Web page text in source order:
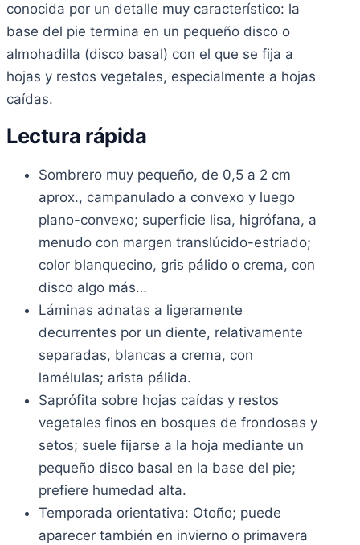
conocida por un detalle muy característico: la
base del pie termina en un pequeño disco o
almohadilla (disco basal) con el que se fija a
hojas y restos vegetales, especialmente a hojas
caídas.
Lectura rápida
Sombrero muy pequeño, de 0,5 a 2 cm
aprox., campanulado a convexo y luego
plano-convexo; superficie lisa, higrófana, a
menudo con margen translúcido-estriado;
color blanquecino, gris pálido o crema, con
disco algo más…
Láminas adnatas a ligeramente
decurrentes por un diente, relativamente
separadas, blancas a crema, con
lamélulas; arista pálida.
Saprófita sobre hojas caídas y restos
vegetales finos en bosques de frondosas y
setos; suele fijarse a la hoja mediante un
pequeño disco basal en la base del pie;
prefiere humedad alta.
Temporada orientativa: Otoño; puede
aparecer también en invierno o primavera